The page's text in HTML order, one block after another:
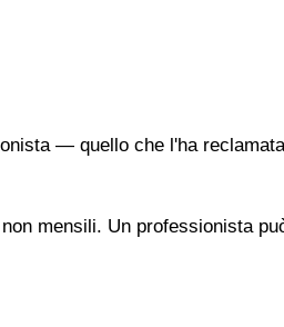
— quello che l'ha
mensili. Un professionista